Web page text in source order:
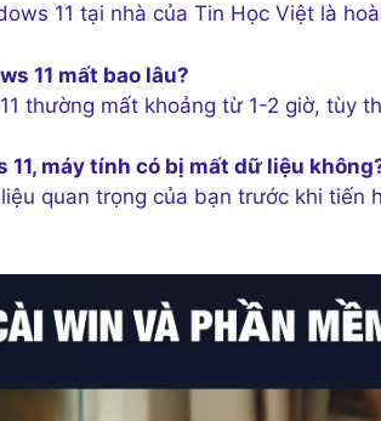
11 tại nhà của Tin Học Việt là
11 mất bao lâu?
thường mất khoảng từ 1-2 giờ, tùy
11, máy tính có bị mất dữ liệu
quan trọng của bạn trước khi tiến